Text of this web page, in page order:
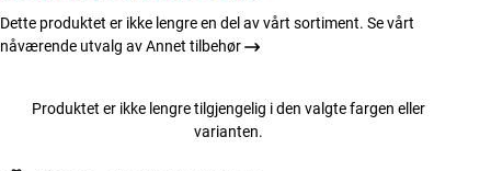
TV
Dette produktet er ikke lengre en del av vårt sortiment. Se vårt
nåværende utvalg av Annet tilbehør
Produktet er ikke lengre tilgjengelig i den valgte fargen eller
varianten.